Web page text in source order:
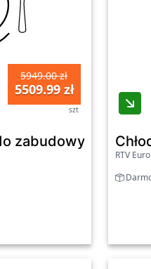
5949.00 zł
5509.99 zł
szt
zabudowy -
RTV